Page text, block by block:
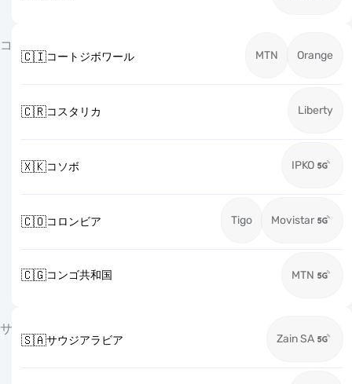
コ
🇨🇮コートジボワール MTN Orange
🇨🇷コスタリカ Liberty
🇽🇰コソボ IPKO
🇨🇴コロンビア Tigo Movistar
🇨🇬コンゴ共和国 MTN
サ
🇸🇦サウジアラビア Zain SA